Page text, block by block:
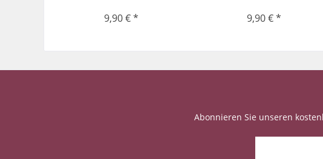
9,90 € * 9,90 € *
Abonnieren Sie unseren